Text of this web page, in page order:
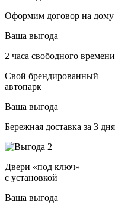
Оформим договор на
Ваша выгода
2 часа свободного времени
Свой брендированный
автопарк
Ваша выгода
Бережная доставка за 3 дня
Двери «под ключ»
с установкой
Ваша выгода